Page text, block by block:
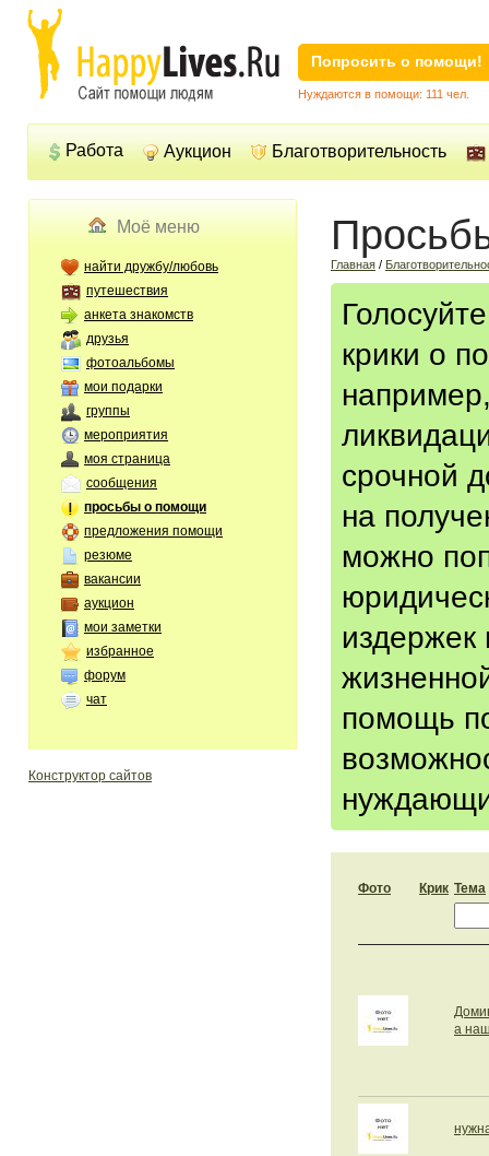
Попросить о помощи!
Нуждаются в помощи: 111 чел.
Работа Аукцион Благотворительность
Моё меню
найти дружбу/любовь
путешествия
анкета знакомств
друзья
фотоальбомы
мои подарки
группы
мероприятия
моя страница
сообщения
просьбы о помощи
предложения помощи
резюме
вакансии
аукцион
мои заметки
избранное
форум
чат
Конструктор сайтов
Главная /
крики о
срочной
на
можно
издержек
помощь
Фото Крик Тема
а